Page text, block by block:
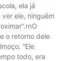
ela já
ele, ninguém
o retorno dele
“Ele
todo, era